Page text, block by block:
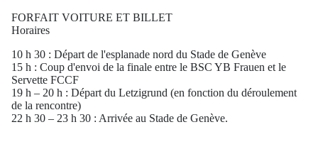
FORFAIT VOITURE ET BILLET
Horaires
10 h 30 : Départ de l'esplanade nord du Stade de Genève
15 h : Coup d'envoi de la finale entre le BSC YB Frauen et le
Servette FCCF
19 h – 20 h : Départ du Letzigrund (en fonction du déroulement
de la rencontre)
22 h 30 – 23 h 30 : Arrivée au Stade de Genève.